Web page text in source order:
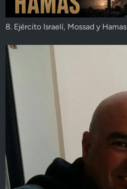
8. Ejército Israelí, Mossad y Hamas